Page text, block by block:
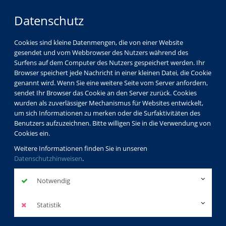
Datenschutz
Cookies sind kleine Datenmengen, die von einer Website
gesendet und vom Webbrowser des Nutzers während des
Surfens auf dem Computer des Nutzers gespeichert werden. Ihr
Browser speichert jede Nachricht in einer kleinen Datei, die Cookie
genannt wird. Wenn Sie eine weitere Seite vom Server anfordern,
sendet Ihr Browser das Cookie an den Server zurück. Cookies
wurden als zuverlässiger Mechanismus für Websites entwickelt,
um sich Informationen zu merken oder die Surfaktivitäten des
Benutzers aufzuzeichnen. Bitte willigen Sie in die Verwendung von
Cookies ein.
Weitere Informationen finden Sie in unseren
Datenschutzhinweisen.
Notwendig
Statistik